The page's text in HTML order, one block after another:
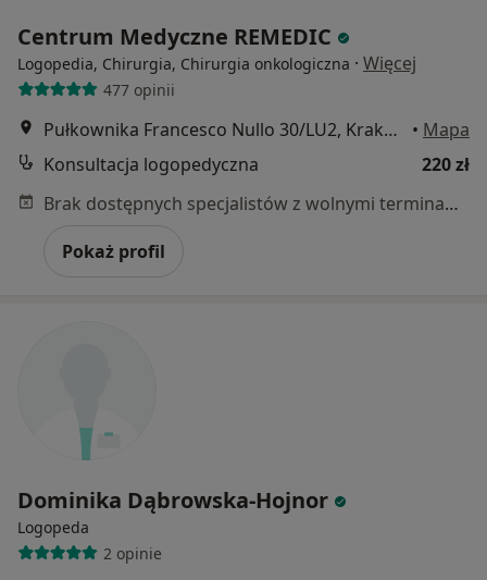
Centrum Medyczne REMEDIC
Logopedia, Chirurgia, Chirurgia onkologiczna · Więcej
477 opinii
Pułkownika Francesco Nullo 30/LU2, Kraków • Mapa
Konsultacja logopedyczna
220 zł
Brak dostępnych specjalistów z wolnymi terminami w tym centrum medycznym.
Pokaż profil
Dominika Dąbrowska-Hojnor
Logopeda
2 opinie